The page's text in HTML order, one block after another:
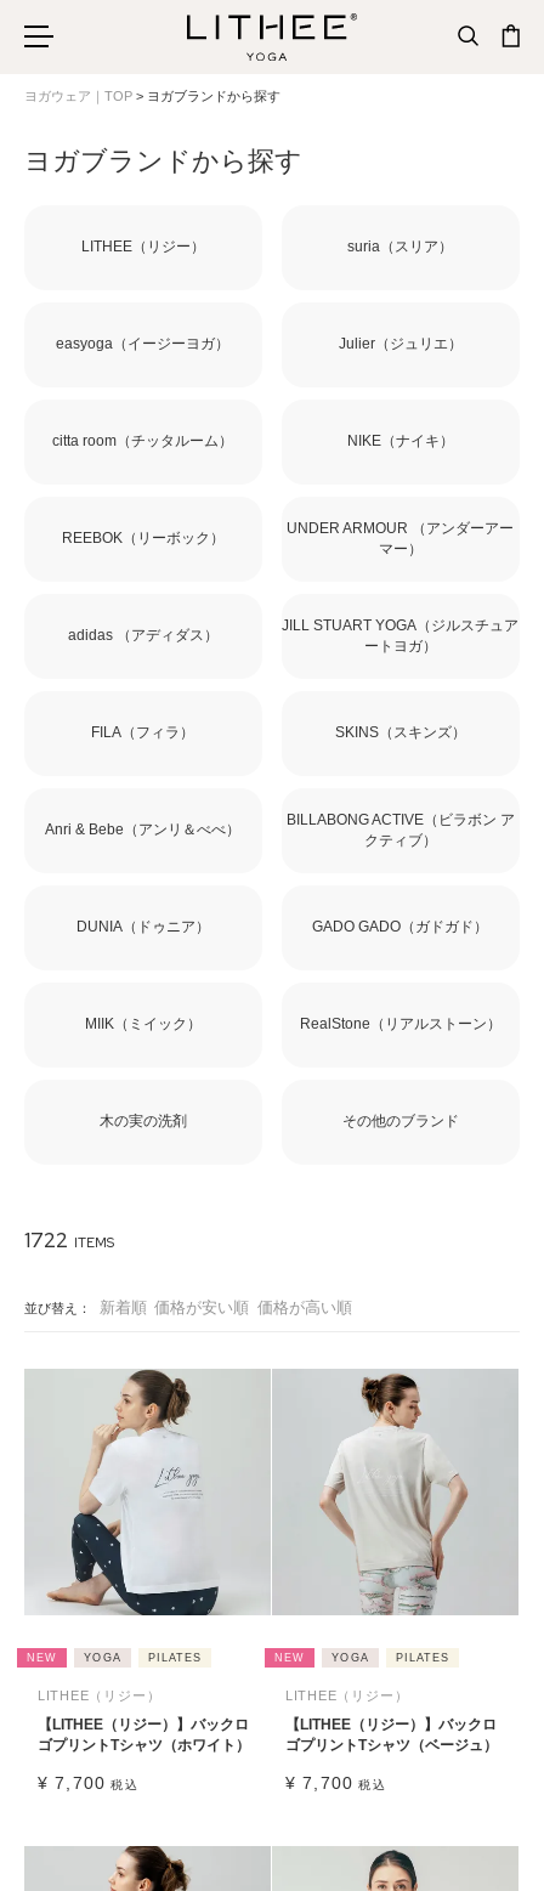
ヨガウェア｜TOP ヨガブランドから探す
ヨガブランドから探す
LITHEE（リジー） suria（スリア）
easyoga（イージーヨガ） Julier（ジュリエ）
citta room（チッタルーム） NIKE（ナイキ）
REEBOK（リーボック）
UNDER ARMOUR （アンダーアー
マー）
adidas （アディダス）
JILL STUART YOGA（ジルスチュア
ートヨガ）
FILA（フィラ） SKINS（スキンズ）
Anri & Bebe（アンリ＆べべ）
BILLABONG ACTIVE（ビラボン ア
クティブ）
DUNIA（ドゥニア） GADO GADO（ガドガド）
MIIK（ミイック） RealStone（リアルストーン）
木の実の洗剤 その他のブランド
並び替え 新着順 価格が安い順 価格が高い順
1722
NEW YOGA PILATES
LITHEE（リジー）
【LITHEE（リジー）】バックロ
ゴプリントTシャツ（ホワイト）
¥ 7,700 税込
NEW YOGA PILATES
LITHEE（リジー）
【LITHEE（リジー）】バックロ
ゴプリントTシャツ（ベージュ）
¥ 7,700 税込